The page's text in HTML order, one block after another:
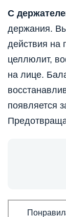
С
держания.
действия на
целлюлит,
на лице.
появляется